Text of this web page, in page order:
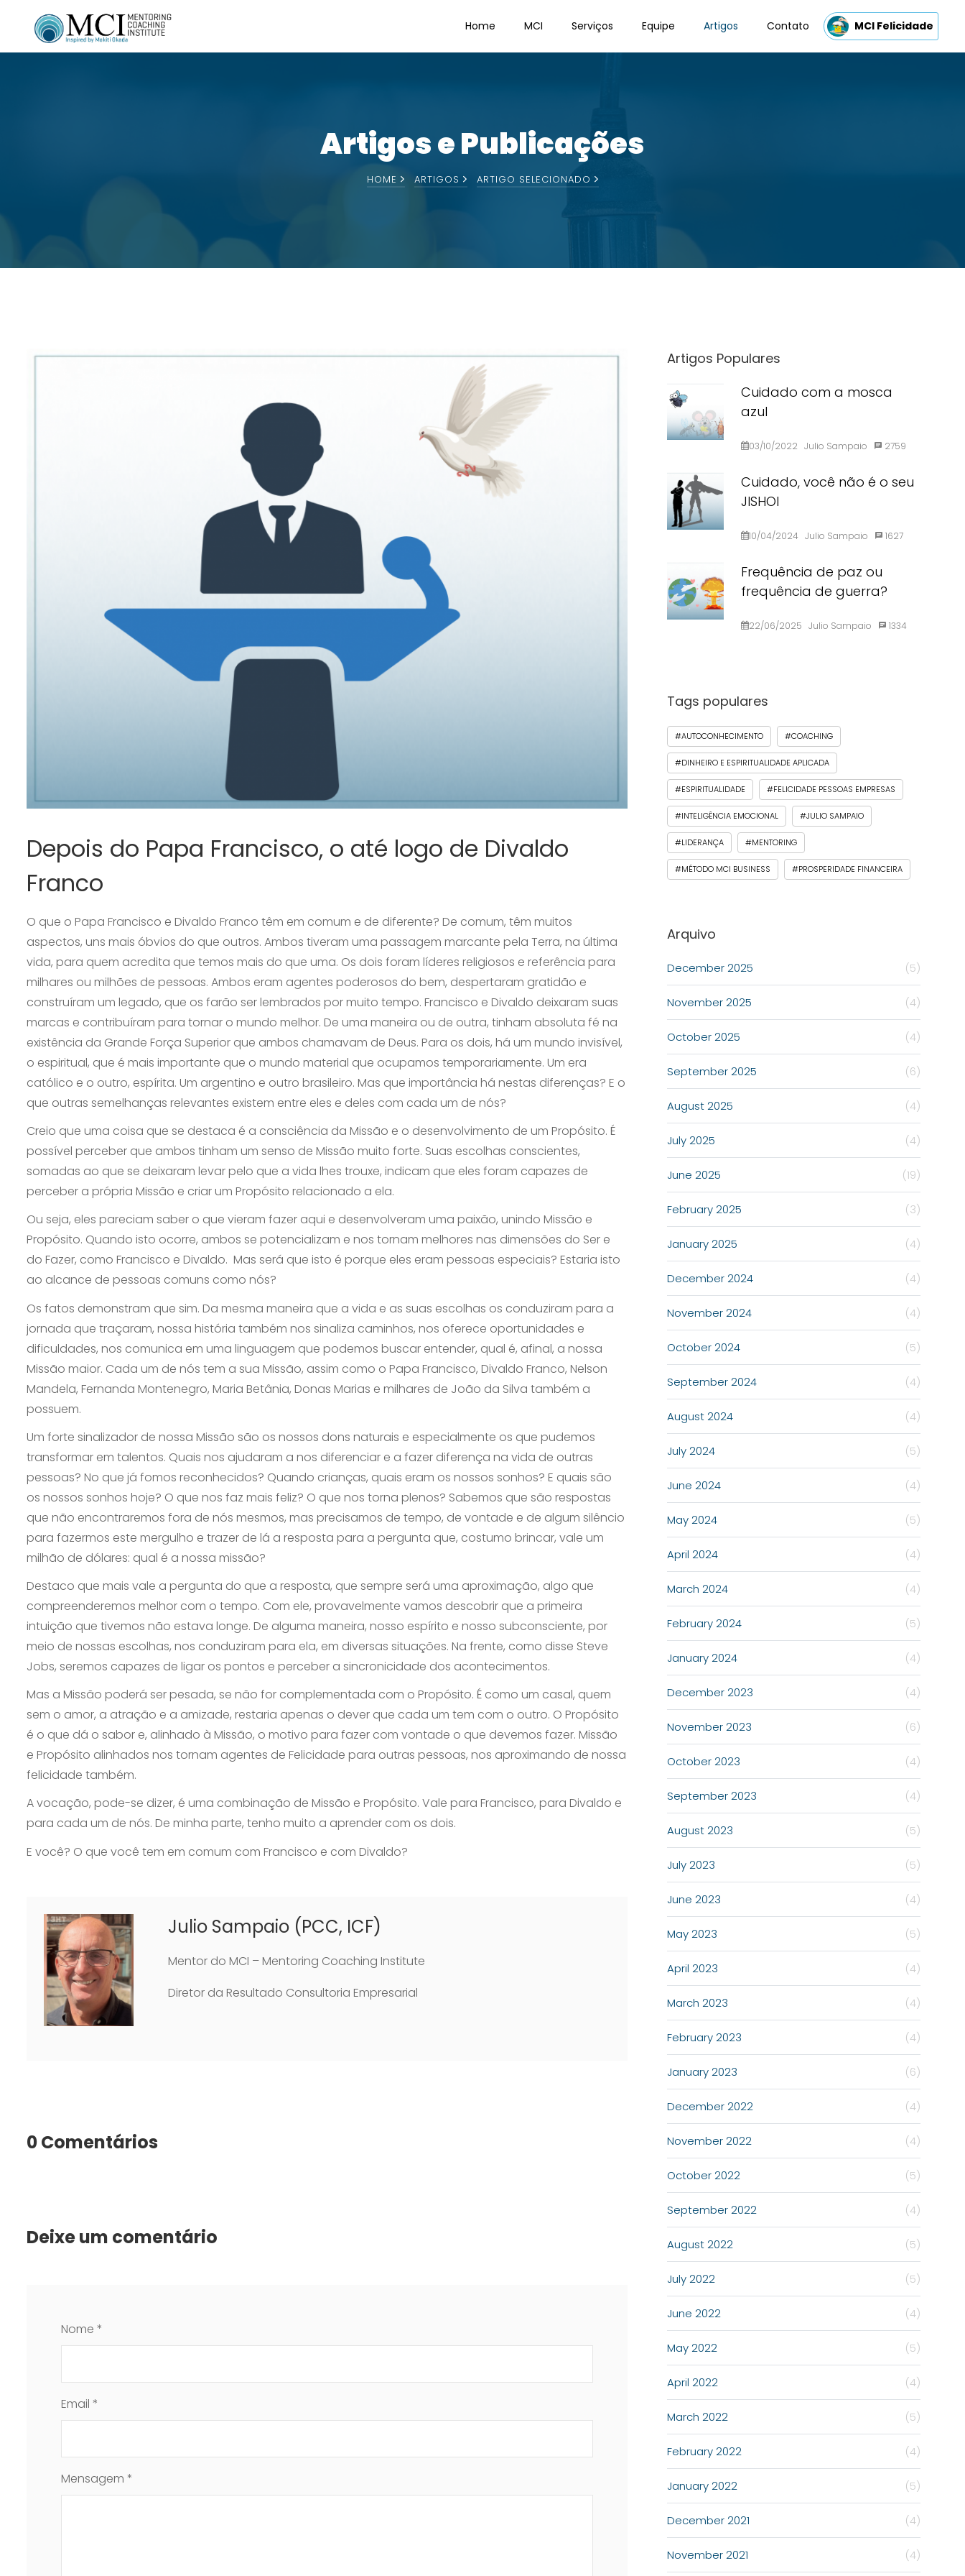
Home MCI Serviços Equipe Artigos Contato MCI Felicidade
Artigos e Publicações
HOME ARTIGOS ARTIGO SELECIONADO
Depois do Papa Francisco, o até logo de Divaldo
Franco
O que o Papa Francisco e Divaldo Franco têm em comum e de diferente? De comum, têm muitos
aspectos, uns mais óbvios do que outros. Ambos tiveram uma passagem marcante pela Terra, na última
vida, para quem acredita que temos mais do que uma. Os dois foram líderes religiosos e referência para
milhares ou milhões de pessoas. Ambos eram agentes poderosos do bem, despertaram gratidão e
construíram um legado, que os farão ser lembrados por muito tempo. Francisco e Divaldo deixaram suas
marcas e contribuíram para tornar o mundo melhor. De uma maneira ou de outra, tinham absoluta fé na
existência da Grande Força Superior que ambos chamavam de Deus. Para os dois, há um mundo invisível,
o espiritual, que é mais importante que o mundo material que ocupamos temporariamente. Um era
católico e o outro, espírita. Um argentino e outro brasileiro. Mas que importância há nestas diferenças? E o
que outras semelhanças relevantes existem entre eles e deles com cada um de nós?
Creio que uma coisa que se destaca é a consciência da Missão e o desenvolvimento de um Propósito. É
possível perceber que ambos tinham um senso de Missão muito forte. Suas escolhas conscientes,
somadas ao que se deixaram levar pelo que a vida lhes trouxe, indicam que eles foram capazes de
perceber a própria Missão e criar um Propósito relacionado a ela.
Ou seja, eles pareciam saber o que vieram fazer aqui e desenvolveram uma paixão, unindo Missão e
Propósito. Quando isto ocorre, ambos se potencializam e nos tornam melhores nas dimensões do Ser e
do Fazer, como Francisco e Divaldo. Mas será que isto é porque eles eram pessoas especiais? Estaria isto
ao alcance de pessoas comuns como nós?
Os fatos demonstram que sim. Da mesma maneira que a vida e as suas escolhas os conduziram para a
jornada que traçaram, nossa história também nos sinaliza caminhos, nos oferece oportunidades e
dificuldades, nos comunica em uma linguagem que podemos buscar entender, qual é, afinal, a nossa
Missão maior. Cada um de nós tem a sua Missão, assim como o Papa Francisco, Divaldo Franco, Nelson
Mandela, Fernanda Montenegro, Maria Betânia, Donas Marias e milhares de João da Silva também a
possuem.
Um forte sinalizador de nossa Missão são os nossos dons naturais e especialmente os que pudemos
transformar em talentos. Quais nos ajudaram a nos diferenciar e a fazer diferença na vida de outras
pessoas? No que já fomos reconhecidos? Quando crianças, quais eram os nossos sonhos? E quais são
os nossos sonhos hoje? O que nos faz mais feliz? O que nos torna plenos? Sabemos que são respostas
que não encontraremos fora de nós mesmos, mas precisamos de tempo, de vontade e de algum silêncio
para fazermos este mergulho e trazer de lá a resposta para a pergunta que, costumo brincar, vale um
milhão de dólares: qual é a nossa missão?
Destaco que mais vale a pergunta do que a resposta, que sempre será uma aproximação, algo que
compreenderemos melhor com o tempo. Com ele, provavelmente vamos descobrir que a primeira
intuição que tivemos não estava longe. De alguma maneira, nosso espírito e nosso subconsciente, por
meio de nossas escolhas, nos conduziram para ela, em diversas situações. Na frente, como disse Steve
Jobs, seremos capazes de ligar os pontos e perceber a sincronicidade dos acontecimentos.
Mas a Missão poderá ser pesada, se não for complementada com o Propósito. É como um casal, quem
sem o amor, a atração e a amizade, restaria apenas o dever que cada um tem com o outro. O Propósito
é o que dá o sabor e, alinhado à Missão, o motivo para fazer com vontade o que devemos fazer. Missão
e Propósito alinhados nos tornam agentes de Felicidade para outras pessoas, nos aproximando de nossa
felicidade também.
A vocação, pode-se dizer, é uma combinação de Missão e Propósito. Vale para Francisco, para Divaldo e
para cada um de nós. De minha parte, tenho muito a aprender com os dois.
E você? O que você tem em comum com Francisco e com Divaldo?
Julio Sampaio (PCC, ICF)
Mentor do MCI – Mentoring Coaching Institute
Diretor da Resultado Consultoria Empresarial
0 Comentários
Deixe um comentário
Nome *
Email *
Mensagem *
Artigos Populares
Cuidado com a mosca
azul
03/10/2022 Julio Sampaio 2759
Cuidado, você não é o seu
JISHOI
10/04/2024 Julio Sampaio 1627
Frequência de paz ou
frequência de guerra?
22/06/2025 Julio Sampaio 1334
Tags populares
#AUTOCONHECIMENTO #COACHING
#DINHEIRO E ESPIRITUALIDADE APLICADA
#ESPIRITUALIDADE #FELICIDADE PESSOAS EMPRESAS
#INTELIGÊNCIA EMOCIONAL #JULIO SAMPAIO
#LIDERANÇA #MENTORING
#MÉTODO MCI BUSINESS #PROSPERIDADE FINANCEIRA
Arquivo
December 2025 (5)
November 2025 (4)
October 2025 (4)
September 2025 (6)
August 2025 (4)
July 2025 (4)
June 2025 (19)
February 2025 (3)
January 2025 (4)
December 2024 (4)
November 2024 (4)
October 2024 (5)
September 2024 (4)
August 2024 (4)
July 2024 (5)
June 2024 (4)
May 2024 (5)
April 2024 (4)
March 2024 (4)
February 2024 (5)
January 2024 (4)
December 2023 (4)
November 2023 (6)
October 2023 (4)
September 2023 (4)
August 2023 (5)
July 2023 (5)
June 2023 (4)
May 2023 (5)
April 2023 (4)
March 2023 (4)
February 2023 (4)
January 2023 (6)
December 2022 (4)
November 2022 (4)
October 2022 (5)
September 2022 (4)
August 2022 (5)
July 2022 (5)
June 2022 (4)
May 2022 (5)
April 2022 (4)
March 2022 (5)
February 2022 (4)
January 2022 (5)
December 2021 (4)
November 2021 (4)